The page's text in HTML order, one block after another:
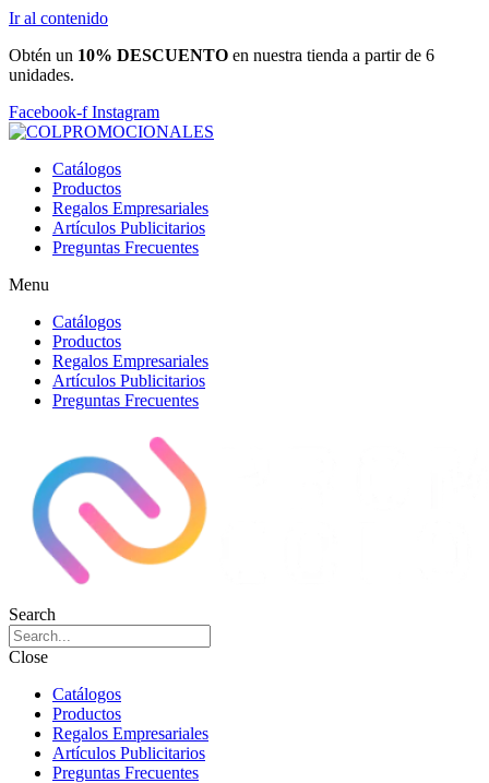
Ir al contenido
Obtén un 10% DESCUENTO en nuestra tienda a partir de 6
unidades.
Facebook-f Instagram
Catálogos
Productos
Regalos Empresariales
Artículos Publicitarios
Preguntas Frecuentes
Menu
Catálogos
Productos
Regalos Empresariales
Artículos Publicitarios
Preguntas Frecuentes
Search
Close
Catálogos
Productos
Regalos Empresariales
Artículos Publicitarios
Preguntas Frecuentes